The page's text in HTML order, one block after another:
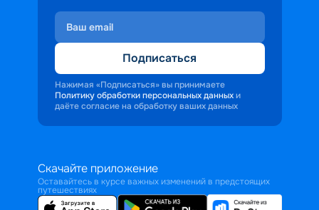
Подписаться
Нажимая «Подписаться» вы принимаете
Политику обработки персональных данных и
даёте согласие на обработку ваших данных
Скачайте приложение
Оставайтесь в курсе важных изменений в предстоящих
путешествиях